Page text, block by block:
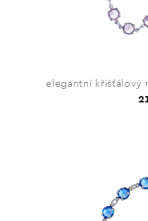
elegantní křišťálový